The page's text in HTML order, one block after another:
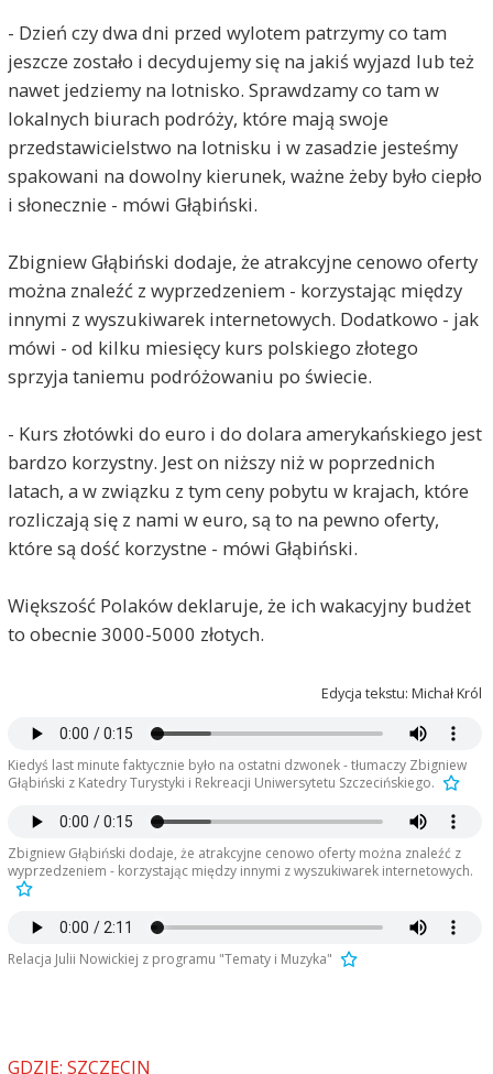
- Dzień czy dwa dni przed wylotem patrzymy co tam
jeszcze zostało i decydujemy się na jakiś wyjazd lub też
nawet jedziemy na lotnisko. Sprawdzamy co tam w
lokalnych biurach podróży, które mają swoje
przedstawicielstwo na lotnisku i w zasadzie jesteśmy
spakowani na dowolny kierunek, ważne żeby było ciepło
i słonecznie - mówi Głąbiński.
Zbigniew Głąbiński dodaje, że atrakcyjne cenowo oferty
można znaleźć z wyprzedzeniem - korzystając między
innymi z wyszukiwarek internetowych. Dodatkowo - jak
mówi - od kilku miesięcy kurs polskiego złotego
sprzyja taniemu podróżowaniu po świecie.
- Kurs złotówki do euro i do dolara amerykańskiego jest
bardzo korzystny. Jest on niższy niż w poprzednich
latach, a w związku z tym ceny pobytu w krajach, które
rozliczają się z nami w euro, są to na pewno oferty,
które są dość korzystne - mówi Głąbiński.
Większość Polaków deklaruje, że ich wakacyjny budżet
to obecnie 3000-5000 złotych.
Edycja tekstu: Michał Król
Kiedyś last minute faktycznie było na ostatni dzwonek - tłumaczy Zbigniew
Głąbiński z Katedry Turystyki i Rekreacji Uniwersytetu Szczecińskiego.
Zbigniew Głąbiński dodaje, że atrakcyjne cenowo oferty można znaleźć z
wyprzedzeniem - korzystając między innymi z wyszukiwarek internetowych.
Relacja Julii Nowickiej z programu "Tematy i Muzyka"
GDZIE: SZCZECIN